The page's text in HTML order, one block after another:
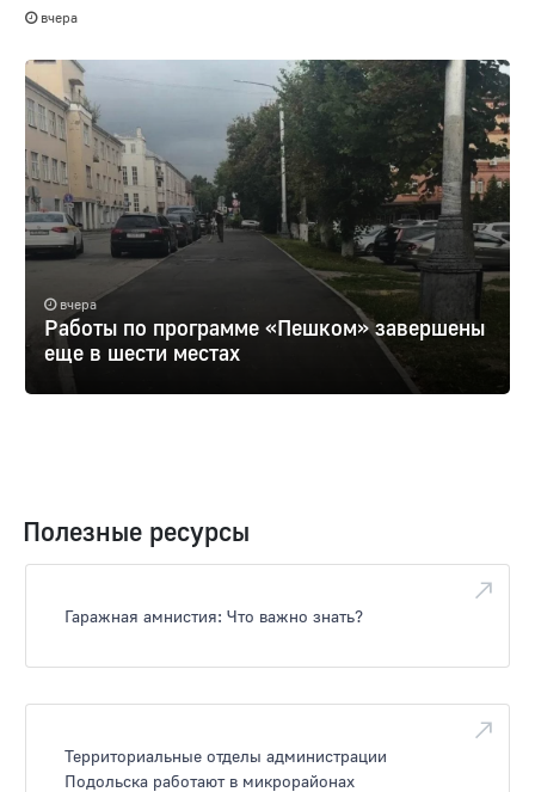
вчера
вчера
Работы по программе «Пешком» завершены
еще в шести местах
Полезные ресурсы
Гаражная амнистия: Что важно знать?
Территориальные отделы администрации
Подольска работают в микрорайонах